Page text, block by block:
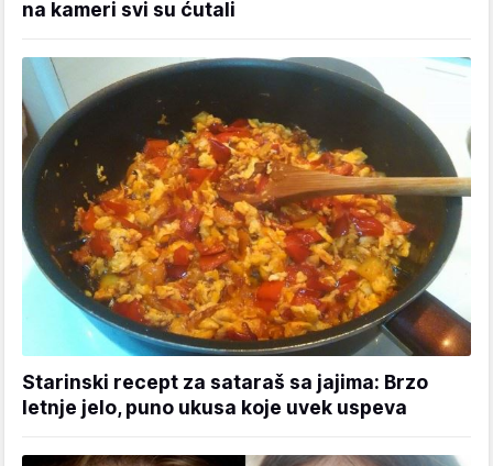
na kameri svi su ćutali
Starinski recept za sataraš sa jajima: Brzo
letnje jelo, puno ukusa koje uvek uspeva